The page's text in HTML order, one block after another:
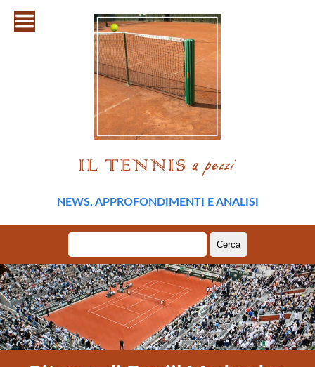
NEWS, APPROFONDIMENTI E ANALISI
per: